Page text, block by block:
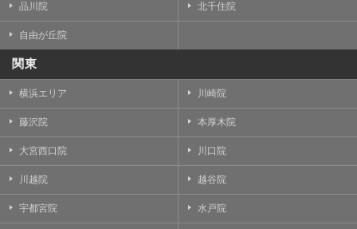
品川院 北千住院
自由が丘院
関東
横浜エリア 川崎院
藤沢院 本厚木院
大宮西口院 川口院
川越院 越谷院
宇都宮院 水戸院